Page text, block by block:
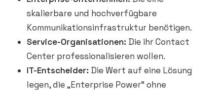
skalierbare und hochverfügbare
Kommunikationsinfrastruktur benötigen.
Service-Organisationen: Die ihr Contact
Center professionalisieren wollen.
IT-Entscheider: Die Wert auf eine Lösung
legen, die „Enterprise Power“ ohne